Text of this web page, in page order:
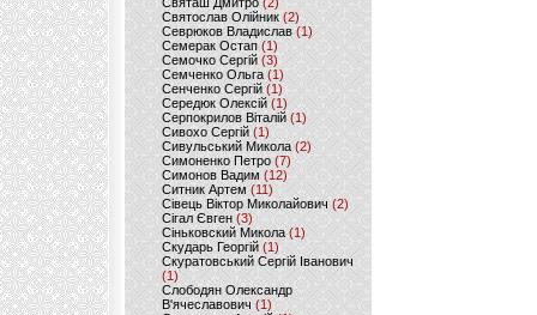
Святослав Олійник (2)
Севрюков Владислав (1)
Семерак Остап (1)
Семочко Сергій (3)
Семченко Ольга (1)
Сенченко Сергій(1)
Середюк Олексій(1)
Серпокрилов Віталій(1)
Сивохо Сергій(1)
Сивульський Микола(2)
Симоненко Петро(7)
Симонов Вадим (12)
Ситник Артем(11)
Сівець Віктор Миколайович(2)
Сігал Євген (3)
Сіньковский Микола(1)
Скударь Георгій (1)
Скуратовський Сергій Іванович
(1)
Слободян Олександр
В'ячеславович(1)